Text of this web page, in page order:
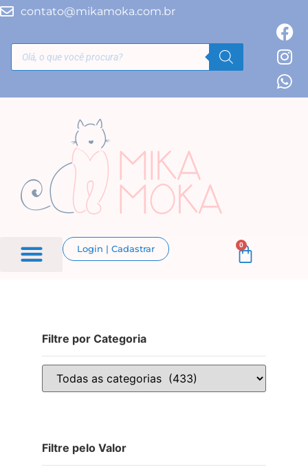
contato@mikamoka.com.br
Login | Cadastrar 0
Filtre por Categoria
Filtre pelo Valor